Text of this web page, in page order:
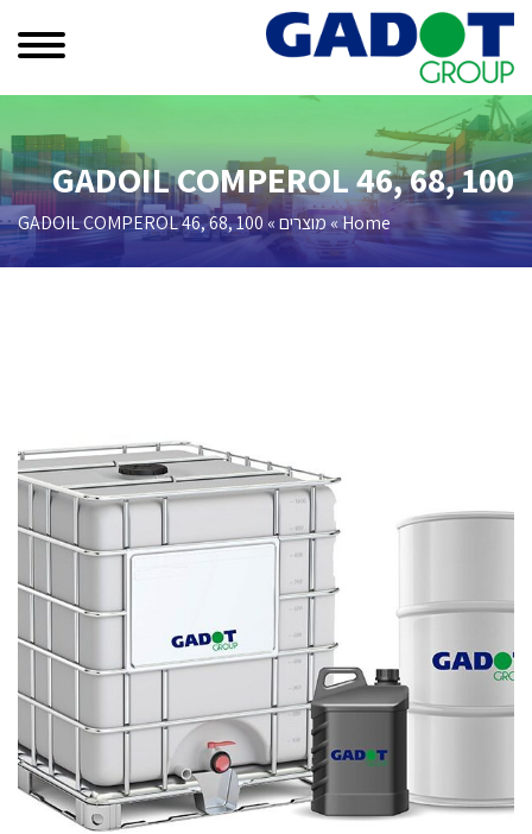
GADOIL COMPEROL 46, 68, 100
Home
»מוצרים»
GADOIL COMPEROL 46, 68, 100